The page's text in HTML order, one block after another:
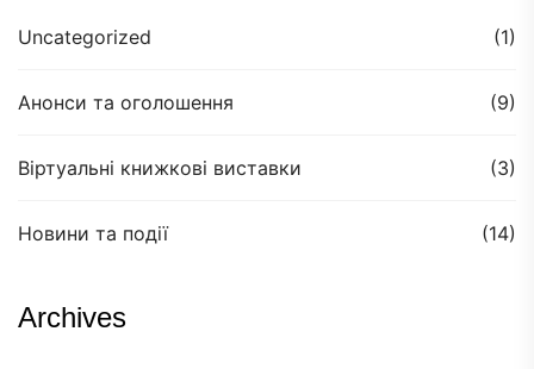
Uncategorized (1)
Анонси та оголошення (9)
Віртуальні книжкові виставки (3)
Новини та події (14)
Archives